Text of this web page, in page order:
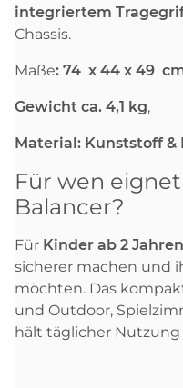
integriertem
Chassis.
Maße: 74 x 44 x 49
Gewicht ca. 4,1 kg,
Material: Kunststoff &
Für wen
Balancer?
Für Kinder ab 2 Jahren
sicherer machen und
möchten. Das
und Outdoor,
hält täglicher Nutzung